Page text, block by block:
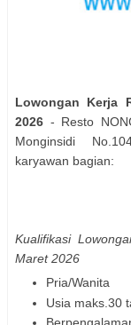
Lowongan Kerja
2026 - Resto
Monginsidi
karyawan bagian:
Kualifikasi
Maret 2026
Pria/Wanita
Usia maks.30